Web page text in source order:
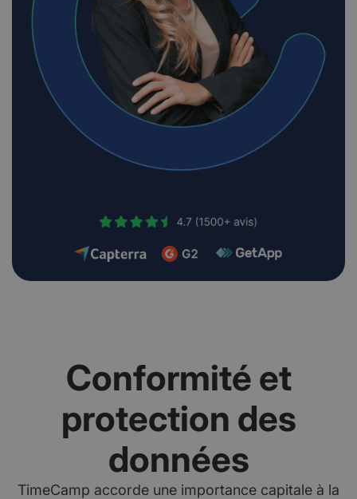
Conformité et
protection des
données
TimeCamp accorde une importance capitale à la